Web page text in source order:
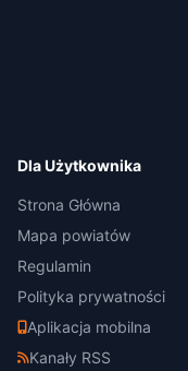
Dla Użytkownika
Strona Główna
Mapa powiatów
Regulamin
Polityka prywatności
Aplikacja mobilna
Kanały RSS